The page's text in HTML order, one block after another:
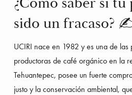
sido un fracaso?
UCIRI nace en 1982 y es una de las
productoras de café orgánico en la
Tehuantepec, posee un fuerte
justo y la conservación ambiental,